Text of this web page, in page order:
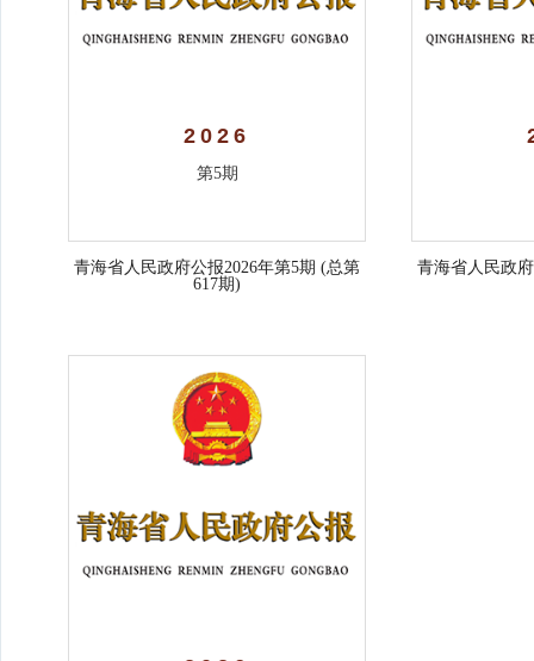
2026
第5期
青海省人民政府公报2026年第5期 (总第
617期)
青海省人民政